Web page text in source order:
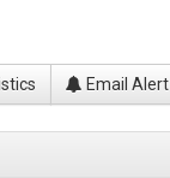
Email Alert